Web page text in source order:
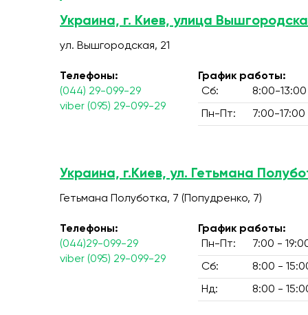
Украина, г. Киев, улица
ул. Вышгородская, 21
Телефоны:
(044) 29-099-29
viber (095) 29-099-29
График работы:
Сб:
8:00-13:00
Пн-Пт: 7:00-17:00
Украина, г.Киев, ул. Гетьмана
Гетьмана Полуботка, 7 (Попудренко, 7)
Телефоны:
(044)29-099-29
viber (095) 29-099-29
График работы:
Пн-Пт:
7:00 -
Сб: 8:00 -
Нд: 8:00 -